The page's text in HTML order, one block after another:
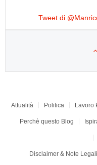
Tweet di
Attualità Politica Lavoro
Perchè questo Blog
Disclaimer & Note Legali